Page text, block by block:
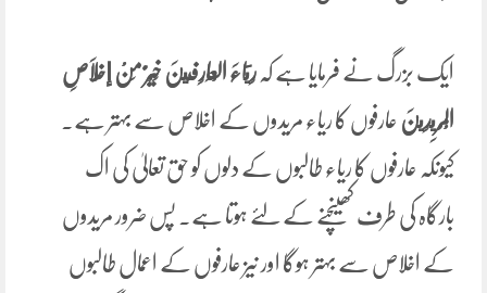
ایک بزرگ نے فرمایا ہے کہ رِيَاءَ ‌الْعَارِفِينَ خَیْرٌمِنْ إخْلَاصِ
الْمُرِيدِينَ عارفوں کا ریاء مریدوں کے اخلاص سے بہتر ہے۔
کیونکہ عارفوں کا ریاء طالبوں کے دلوں کو حق تعالیٰ کی اک
بارگاہ کی طرف کھینچنے کے لئے ہوتا ہے۔ پس ضرور مریدوں
کے اخلاص سے بہتر ہوگا اور نیز عارفوں کے اعمال طالبوں